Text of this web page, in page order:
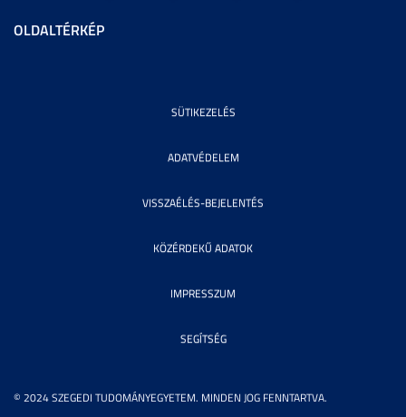
OLDALTÉRKÉP
© 2024 SZEGEDI TUDOMÁNYEGYETEM. MINDEN JOG FENNTARTVA.
SÜTIKEZELÉS
ADATVÉDELEM
VISSZAÉLÉS-BEJELENTÉS
KÖZÉRDEKŰ ADATOK
IMPRESSZUM
SEGÍTSÉG